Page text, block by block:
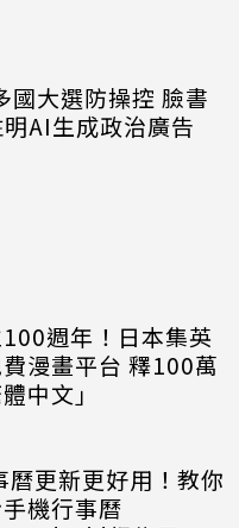
國大選防操控 臉書
AI生成政治廣告
週年！日本集英
漫畫平台 釋100萬
中文」
曆更新更好用！教你
機行事曆